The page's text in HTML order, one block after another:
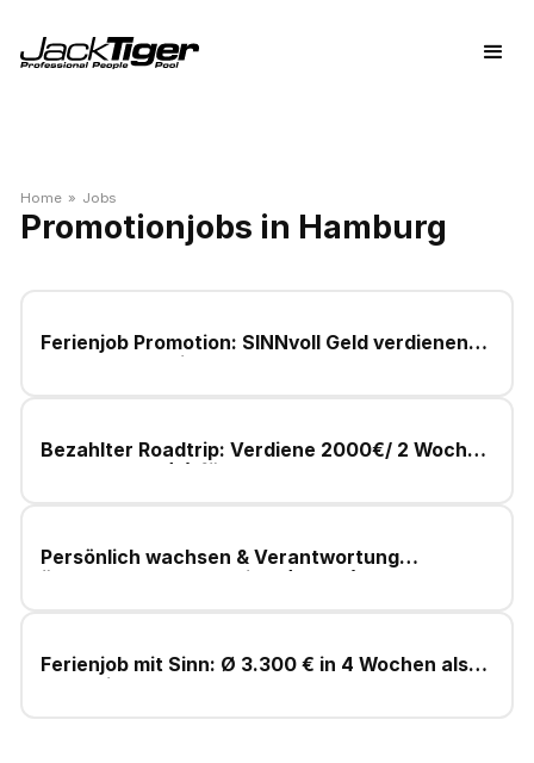
Home » Jobs
Promotionjobs in Hamburg
Ferienjob Promotion: SINNvoll Geld verdienen
statt nur zu chillen!
Bezahlter Roadtrip: Verdiene 2000€/ 2 Wochen
als Promoter (a) für NGOs
Persönlich wachsen & Verantwortung
übernehmen – Fundraiser (m/w/d)
Ferienjob mit Sinn: Ø 3.300 € in 4 Wochen als
Fundraiser